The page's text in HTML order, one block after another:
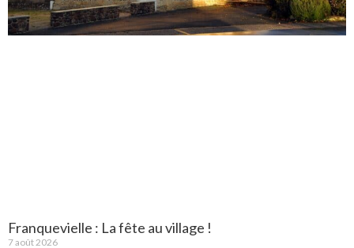
Franquevielle : La fête au village !
7 août 2026